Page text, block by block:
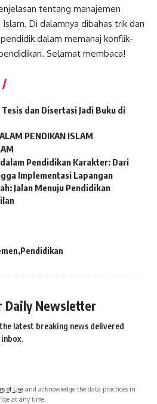
tentang manajemen
Di dalamnya dibahas trik dan
dalam memanaj konflik-
Selamat membaca!
dan Disertasi Jadi Buku di
PENDIKAN ISLAM
Pendidikan Karakter: Dari
Implementasi Lapangan
Jalan Menuju Pendidikan
Pendidikan
Daily Newsletter
latest breaking news delivered
of Use and acknowledge the data practices in
at any time.